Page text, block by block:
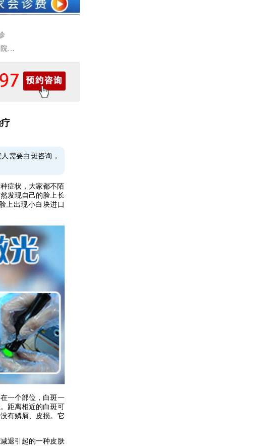
需要白斑咨询，
症状，大家都不陌
发现自己的脸上长
上出现小白块进口
一个部位，白斑一
距离相近的白斑可
有鳞屑、皮损。它
退引起的一种皮肤